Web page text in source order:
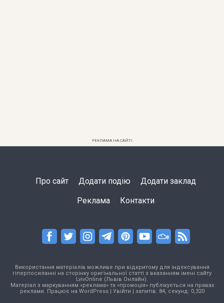
РЕКЛАМА НА САЙТІ
Про сайт Додати подію Додати заклад
Реклама Контакти
Використання матеріалів можливе при відкритому для індексування
гіперпосиланні на сторінку оригінальної статті з вказанням імені сайту
LvivOnline (Львів Онлайн).
Матеріал з маркуванням «реклама» та «промоція» публікується на правах
реклами. Працює на WordPress| Увійти | запитів: 84, секунд: 0,320